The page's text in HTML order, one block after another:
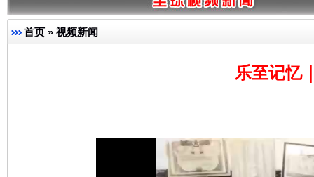
首页 » 视频新闻
乐至记忆